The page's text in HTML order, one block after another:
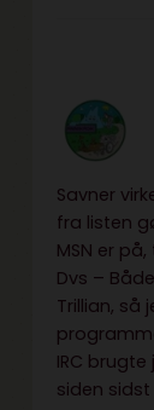
Savner
fra listen
MSN er
Dvs –
Trillian, så
IRC
siden